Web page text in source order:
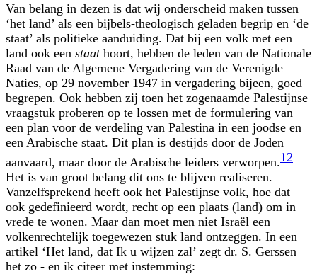
Van belang in dezen is dat wij onderscheid maken tussen
‘het land’ als een bijbels-theologisch geladen begrip en ‘de
staat’ als politieke aanduiding. Dat bij een volk met een
land ook een staathoort, hebben de leden van de Nationale
Raad van de Algemene Vergadering van de Verenigde
Naties, op 29 november 1947 in vergadering bijeen, goed
begrepen. Ook hebben zij toen het zogenaamde Palestijnse
vraagstuk proberen op te lossen met de formulering van
een plan voor de verdeling van Palestina in een joodse en
een Arabische staat. Dit plan is destijds door de Joden
aanvaard, maar door de Arabische leiders verworpen.12
Het is van groot belang dit ons te blijven realiseren.
Vanzelfsprekend heeft ook het Palestijnse volk, hoe dat
ook gedefinieerd wordt, recht op een plaats (land) om in
vrede te wonen. Maar dan moet men niet Israël een
volkenrechtelijk toegewezen stuk land ontzeggen. In een
artikel ‘Het land, dat Ik u wijzen zal’ zegt dr. S. Gerssen
het zo - en ik citeer met instemming: